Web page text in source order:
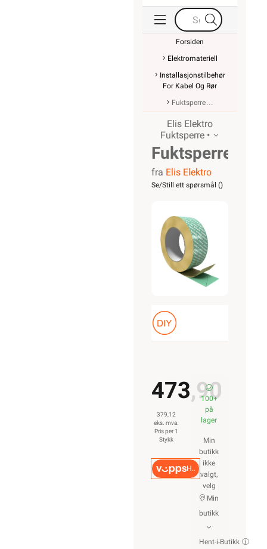
Forsiden
Elektromateriell
Installasjonstilbehør
For Kabel Og Rør
Fuktsperre
Elis Elektro
Fuktsperre •
Fuktsperretape
Grønn
Elastisk
fra Elis Elektro
Se/Still ett spørsmål ()
473,90
379,12
eks. mva.
Pris per 1
Stykk
Hurtigkasse
100+
på
lager
Min
butikk
ikke
valgt,
velg
Min
butikk
Hent-i-Butikk